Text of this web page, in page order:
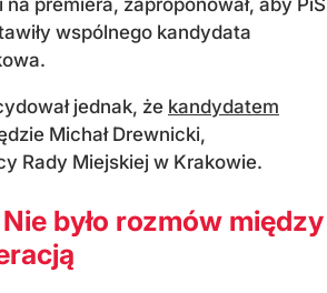
premiera, zaproponował, aby PiS
wspólnego kandydata
jednak, że kandydatem
Michał Drewnicki,
Rady Miejskiej w Krakowie.
było rozmów między